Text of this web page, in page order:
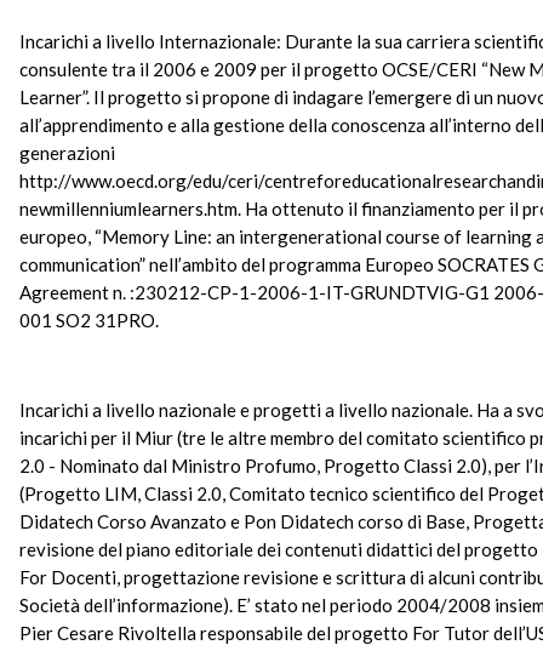
Incarichi a livello Internazionale: Durante la sua carriera
consulente tra il 2006 e 2009 per il progetto OCSE/CERI “New
Learner”. Il progetto si propone di indagare l’emergere di un
all’apprendimento e alla gestione della conoscenza all’interno
generazioni
http://www.oecd.org/edu/ceri/
newmillenniumlearners.htm. Ha ottenuto il finanziamento per il
europeo, “Memory Line: an intergenerational course of learning
communication” nell’ambito del programma Europeo SOCRATES
Agreement n. :230212-CP-1-2006-1-IT-GRUNDTVIG-G1
001 SO2 31PRO.
Incarichi a livello nazionale e progetti a livello nazionale. Ha a
incarichi per il Miur (tre le altre membro del comitato scientifico
2.0 - Nominato dal Ministro Profumo, Progetto Classi 2.0), per
(Progetto LIM, Classi 2.0, Comitato tecnico scientifico del
Didatech Corso Avanzato e Pon Didatech corso di Base,
revisione del piano editoriale dei contenuti didattici del progetto
For Docenti, progettazione revisione e scrittura di alcuni
Società dell’informazione). E’ stato nel periodo 2004/2008
Pier Cesare Rivoltella responsabile del progetto For Tutor